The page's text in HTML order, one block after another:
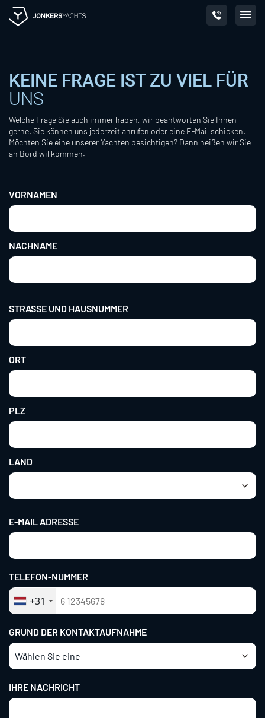
Skip
KEINE FRAGE IST ZU VIEL FÜR
UNS
Welche Frage Sie auch immer haben, wir beantworten Sie Ihnen
gerne. Sie können uns jederzeit anrufen oder eine E-Mail schicken.
Möchten Sie eine unserer Yachten besichtigen? Dann heißen wir Sie
an Bord willkommen.
Name
VORNAMEN
NACHNAME
Address
STRASSE UND HAUSNUMMER
ORT
PLZ
LAND
E-MAIL ADRESSE
TELEFON-NUMMER
+31
GRUND DER KONTAKTAUFNAHME
IHRE NACHRICHT